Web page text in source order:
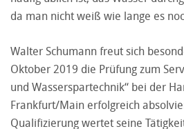
da man nicht weiß wie lange es
Walter Schumann freut sich
Oktober 2019 die Prüfung zum
und Wasserspartechnik“ bei der
Frankfurt/Main erfolgreich
Qualifizierung wertet seine